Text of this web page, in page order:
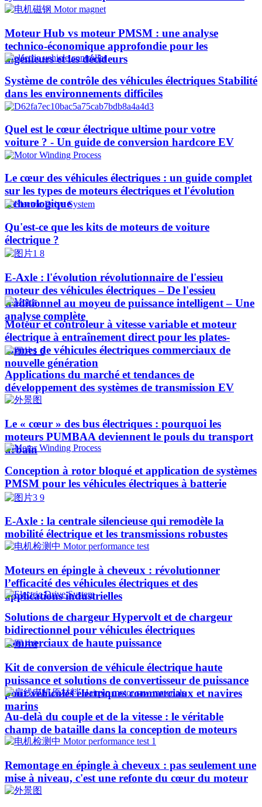
Moteur Hub vs moteur PMSM : une analyse
technico-économique approfondie pour les
ingénieurs et les décideurs
Système de contrôle des véhicules électriques Stabilité
dans les environnements difficiles
Quel est le cœur électrique ultime pour votre
voiture ? - Un guide de conversion hardcore EV
Le cœur des véhicules électriques : un guide complet
sur les types de moteurs électriques et l'évolution
technologique
Qu'est-ce que les kits de moteurs de voiture
électrique ?
E-Axle : l'évolution révolutionnaire de l'essieu
moteur des véhicules électriques – De l'essieu
traditionnel au moyeu de puissance intelligent – Une
analyse complète
Moteur et contrôleur à vitesse variable et moteur
électrique à entraînement direct pour les plates-
formes de véhicules électriques commerciaux de
nouvelle génération
Applications du marché et tendances de
développement des systèmes de transmission EV
Le « cœur » des bus électriques : pourquoi les
moteurs PUMBAA deviennent le pouls du transport
urbain
Conception à rotor bloqué et application de systèmes
PMSM pour les véhicules électriques à batterie
E-Axle : la centrale silencieuse qui remodèle la
mobilité électrique et les transmissions robustes
Moteurs en épingle à cheveux : révolutionner
l’efficacité des véhicules électriques et des
applications industrielles
Solutions de chargeur Hypervolt et de chargeur
bidirectionnel pour véhicules électriques
commerciaux de haute puissance
Kit de conversion de véhicule électrique haute
puissance et solutions de convertisseur de puissance
pour véhicules électriques commerciaux et navires
marins
Au-delà du couple et de la vitesse : le véritable
champ de bataille dans la conception de moteurs
Remontage en épingle à cheveux : pas seulement une
mise à niveau, c'est une refonte du cœur du moteur